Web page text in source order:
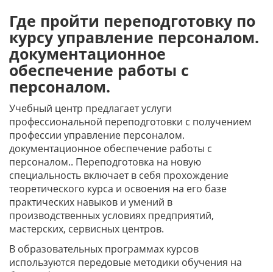
Где пройти переподготовку по
курсу управление персоналом.
документационное
обеспечение работы с
персоналом.
Учебный центр предлагает услуги
профессиональной переподготовки с получением
профессии управление персоналом.
документационное обеспечение работы с
персоналом.. Переподготовка на новую
специальность включает в себя прохождение
теоретического курса и освоения на его базе
практических навыков и умений в
производственных условиях предприятий,
мастерских, сервисных центров.
В образовательных программах курсов
используются передовые методики обучения на